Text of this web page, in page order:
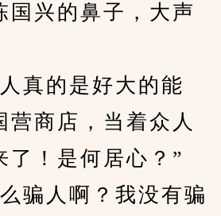
兴的鼻子，大声
的是好大的能
营商店，当着众人
了！是何居心？”
人啊？我没有骗